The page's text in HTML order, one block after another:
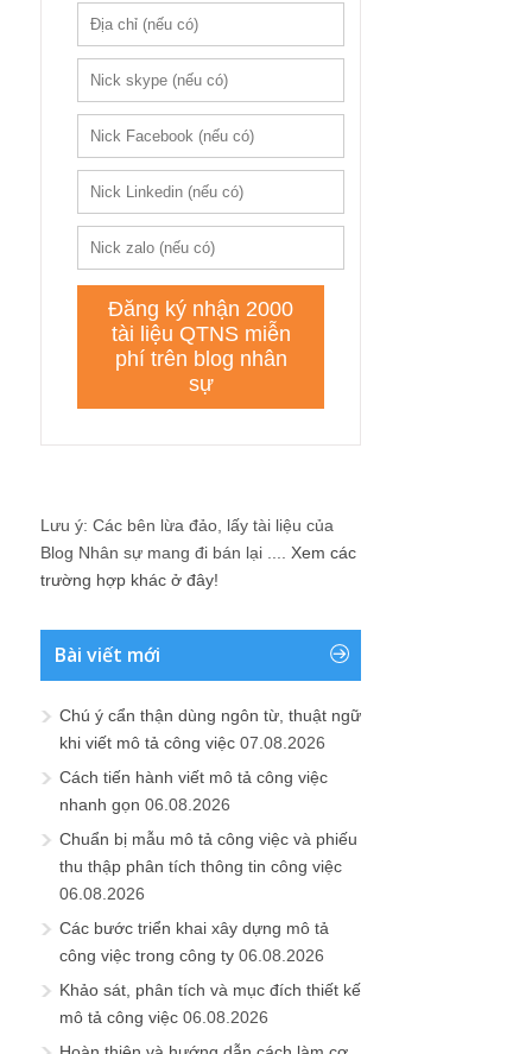
Lưu ý: Các bên lừa đảo, lấy tài liệu của
Blog Nhân sự mang đi bán lại .... Xem các
trường hợp khác ở đây!
Bài viết mới
Chú ý cẩn thận dùng ngôn từ, thuật ngữ
khi viết mô tả công việc 07.08.2026
Cách tiến hành viết mô tả công việc
nhanh gọn 06.08.2026
Chuẩn bị mẫu mô tả công việc và phiếu
thu thập phân tích thông tin công việc
06.08.2026
Các bước triển khai xây dựng mô tả
công việc trong công ty 06.08.2026
Khảo sát, phân tích và mục đích thiết kế
mô tả công việc 06.08.2026